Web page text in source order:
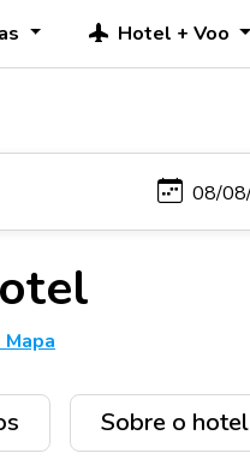
Hotel + Voo
Mapa
Sobre o hotel